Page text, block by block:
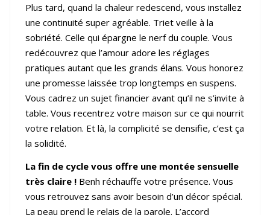
Plus tard, quand la chaleur redescend, vous installez
une continuité super agréable. Triet veille à la
sobriété. Celle qui épargne le nerf du couple. Vous
redécouvrez que l’amour adore les réglages
pratiques autant que les grands élans. Vous honorez
une promesse laissée trop longtemps en suspens.
Vous cadrez un sujet financier avant qu’il ne s’invite à
table. Vous recentrez votre maison sur ce qui nourrit
votre relation. Et là, la complicité se densifie, c’est ça
la solidité.
La fin de cycle vous offre une montée sensuelle
très claire ! Benh réchauffe votre présence. Vous
vous retrouvez sans avoir besoin d’un décor spécial.
La peau prend le relais de la parole. L’accord